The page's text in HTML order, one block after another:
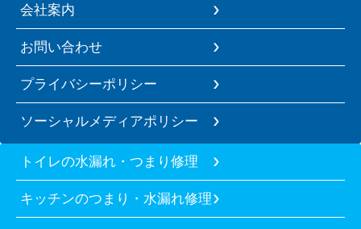
会社案内
お問い合わせ
プライバシーポリシー
ソーシャルメディアポリシー
トイレの水漏れ・つまり修理
キッチンのつまり・水漏れ修理